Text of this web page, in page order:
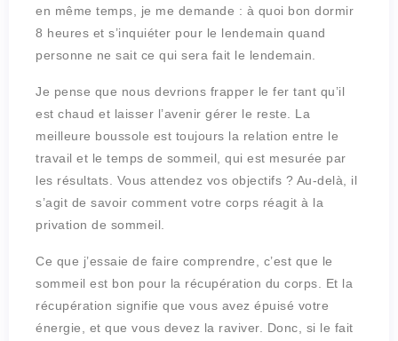
en même temps, je me demande : à quoi bon dormir
8 heures et s’inquiéter pour le lendemain quand
personne ne sait ce qui sera fait le lendemain.
Je pense que nous devrions frapper le fer tant qu’il
est chaud et laisser l’avenir gérer le reste. La
meilleure boussole est toujours la relation entre le
travail et le temps de sommeil, qui est mesurée par
les résultats. Vous attendez vos objectifs ? Au-delà, il
s’agit de savoir comment votre corps réagit à la
privation de sommeil.
Ce que j’essaie de faire comprendre, c’est que le
sommeil est bon pour la récupération du corps. Et la
récupération signifie que vous avez épuisé votre
énergie, et que vous devez la raviver. Donc, si le fait